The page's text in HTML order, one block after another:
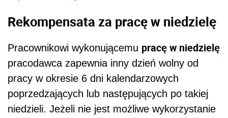
Rekompensata za pracę w niedzielę
Pracownikowi wykonującemu pracę w niedzielę
pracodawca zapewnia inny dzień wolny od
pracy w okresie 6 dni kalendarzowych
poprzedzających lub następujących po takiej
niedzieli. Jeżeli nie jest możliwe wykorzystanie